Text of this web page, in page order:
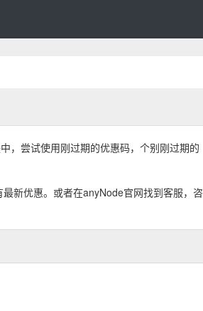
，尝试使用刚过期的优惠码，个别刚过期的
新优惠。或者在anyNode官网找到客服，咨